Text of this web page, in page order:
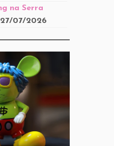
na Serra
27/07/2026